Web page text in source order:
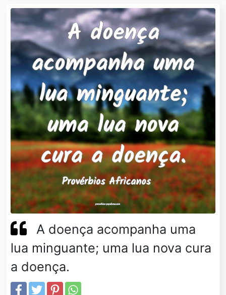
A doença acompanha uma
lua minguante; uma lua nova cura
a doença.